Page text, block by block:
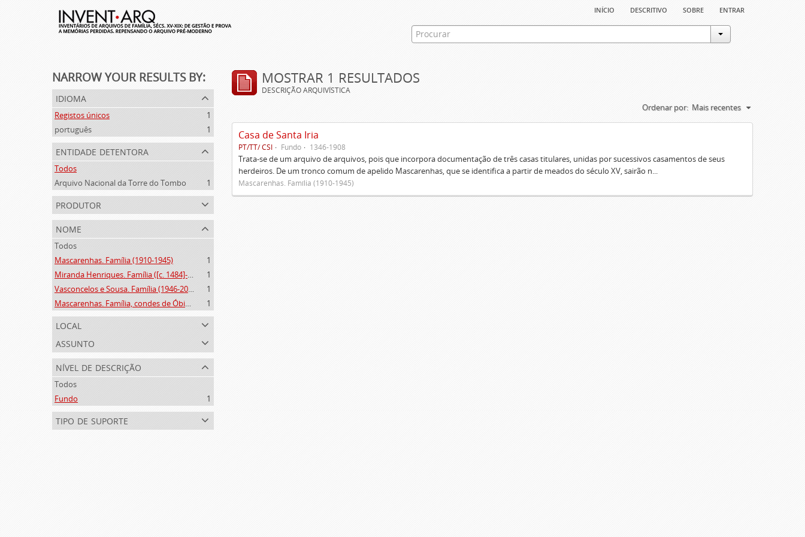
início descritivo sobre entrar
NARROW YOUR RESULTS BY:
idioma
Registos únicos
1
português
1
entidade detentora
Todos
Arquivo Nacional da Torre do Tombo
1
produtor
nome
Todos
Mascarenhas. Família (1910-1945)
1
Miranda Henriques. Família ([c. 1484]-[c.1745])
1
Vasconcelos e Sousa. Família (1946-2006)
1
Mascarenhas. Família, condes de Óbidos, Palma e Sabugal (1669-1910)
1
local
assunto
nível de descrição
Todos
Fundo
1
tipo de suporte
MOSTRAR 1 RESULTADOS
DESCRIÇÃO ARQUIVÍSTICA
Ordenar por: Mais recentes
Casa de Santa Iria
PT/TT/ CSI Fundo 1346-1908
Trata-se de um arquivo de arquivos, pois que incorpora documentação de três casas titulares, unidas por sucessivos casamentos de seus
herdeiros. De um tronco comum de apelido Mascarenhas, que se identifica a partir de meados do século XV, sairão n...
Mascarenhas. Família (1910-1945)